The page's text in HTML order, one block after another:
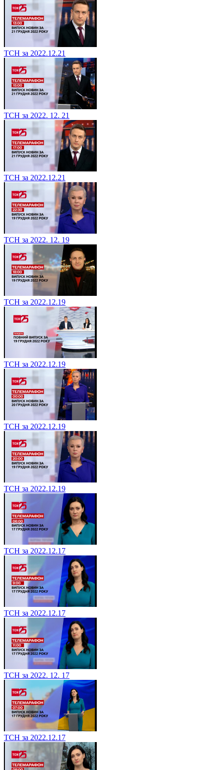
ТСН за 2022.12.21
ТСН за 2022. 12. 21
ТСН за 2022.12.21
ТСН за 2022. 12. 19
ТСН за 2022.12.19
ТСН за 2022.12.19
ТСН за 2022.12.19
ТСН за 2022.12.19
ТСН за 2022.12.17
ТСН за 2022.12.17
ТСН за 2022. 12. 17
ТСН за 2022.12.17